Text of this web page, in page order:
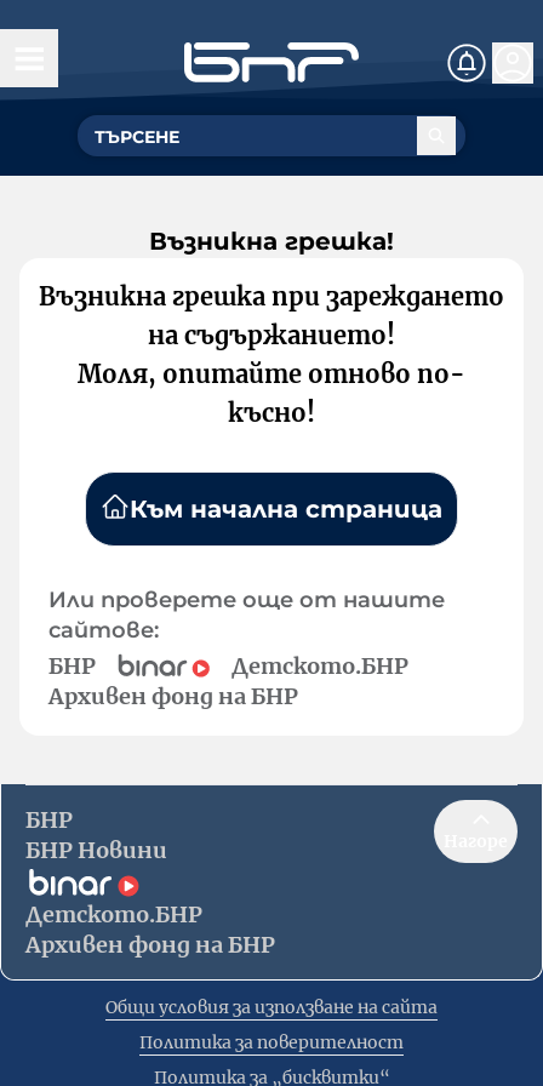
Възникна грешка!
Възникна грешка при зареждането
на съдържанието!
Моля, опитайте отново по-
късно!
Към начална страница
Или проверете още от нашите
сайтове:
БНР
Детското.БНР
Архивен фонд на БНР
БНР
БНР Новини
Детското.БНР
Архивен фонд на БНР
Общи условия за използване на сайта
Политика за поверителност
Политика за „бисквитки“